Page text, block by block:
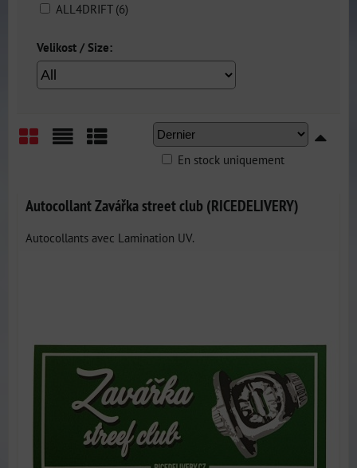
ALL4DRIFT (6)
Velikost / Size:
En stock uniquement
Autocollant Zavářka street club (RICEDELIVERY)
Autocollants avec Lamination UV.